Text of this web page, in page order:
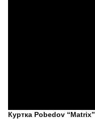
Куртка Pobedov “Matrix”